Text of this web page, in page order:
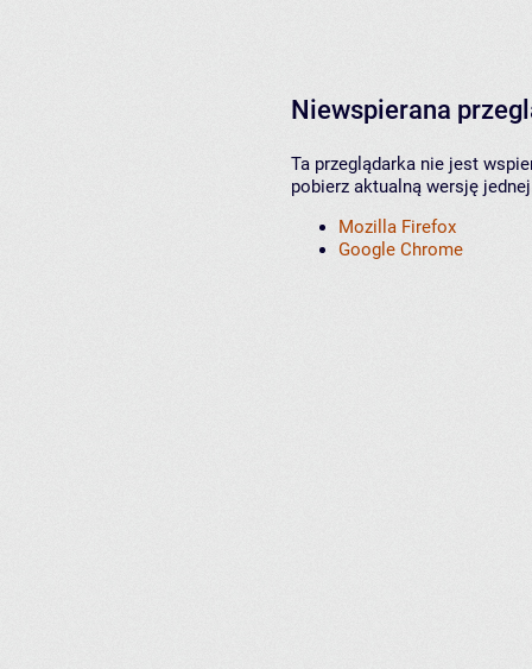
Niewspierana
Ta przeglądarka nie jest
pobierz aktualną wersję
Mozilla Firefox
Google Chrome